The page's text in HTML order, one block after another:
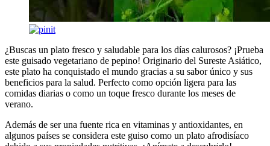
¿Buscas un plato fresco y saludable para los días calurosos? ¡Prueba
este guisado vegetariano de pepino! Originario del Sureste Asiático,
este plato ha conquistado el mundo gracias a su sabor único y sus
beneficios para la salud. Perfecto como opción ligera para las
comidas diarias o como un toque fresco durante los meses de
verano.
Además de ser una fuente rica en vitaminas y antioxidantes, en
algunos países se considera este guiso como un plato afrodisíaco